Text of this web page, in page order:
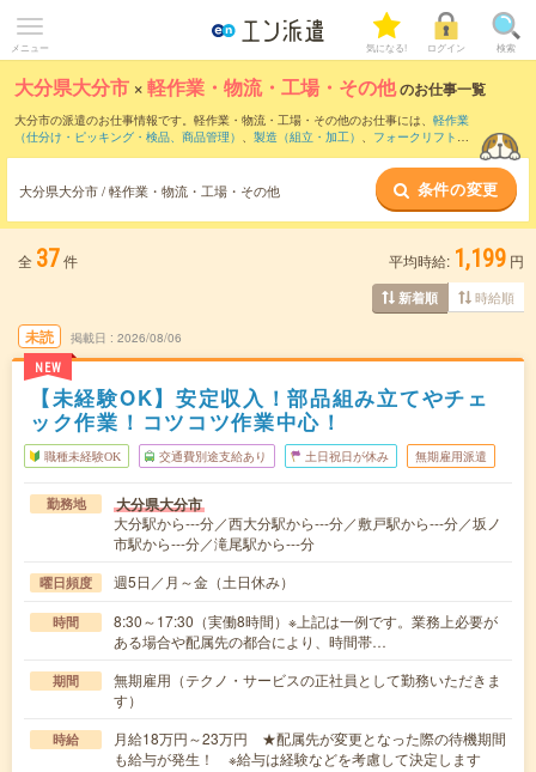
メニュー 気になる! ログイン 検索
大分県大分市 ×軽作業・物流・工場・その他のお仕事一覧
大分市の派遣のお仕事情報です。軽作業・物流・工場・その他のお仕事には、 軽作業
（仕分け・ピッキング・検品、商品管理） 、 製造（組立・加工） 、 フォークリフト な
大分県大分市 / 軽作業・物流・工場・その他 条件の変更
全 37件 平均時給: 1,199 円
新着順 時給順
未読
NEW
掲載日 2026/08/06
【未経験OK】安定収入！部品組み立てやチェ
ック作業！コツコツ作業中心！
職種未経験OK 交通費別途支給あり 土日祝日が休み 無期雇用派遣
勤務地 大分県大分市
大分駅から---分／西大分駅から---分／敷戸駅から---分／坂ノ
市駅から---分／滝尾駅から---分
曜日頻度 週5日／月～金（土日休み）
時間
8:30～17:30（実働8時間）※上記は一例です。業務上必要が
ある場合や配属先の都合により、時間帯…
期間
無期雇用（テクノ・サービスの正社員として勤務いただきま
す）
時給
月給18万円～23万円 ★配属先が変更となった際の待機期間
も給与が発生！ ※給与は経験などを考慮して決定します